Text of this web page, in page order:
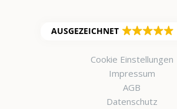
AUSGEZEICHNET
Cookie Einstellungen
Impressum
AGB
Datenschutz